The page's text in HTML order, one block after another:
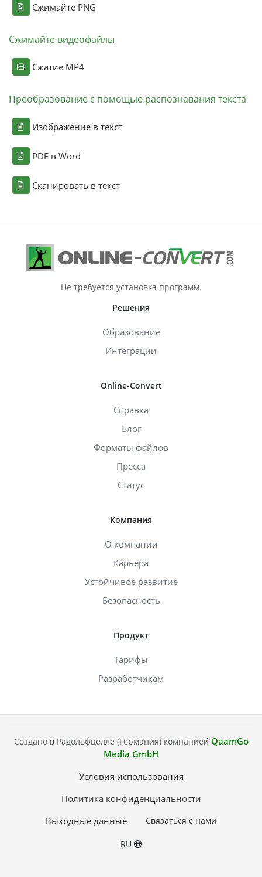
Сжимайте PNG
Сжимайте видеофайлы
Сжатие MP4
Преобразование с помощью распознавания текста
Изображение в текст
PDF в Word
Сканировать в текст
Не требуется установка программ.
Решения
Образование
Интеграции
Online-Convert
Справка
Блог
Форматы файлов
Пресса
Статус
Компания
О компании
Карьера
Устойчивое развитие
Безопасность
Продукт
Тарифы
Разработчикам
Создано в Радольфцелле (Германия) компанией QaamGo
Media GmbH
Условия использования
Политика конфиденциальности
Выходные данные
Связаться с нами
RU